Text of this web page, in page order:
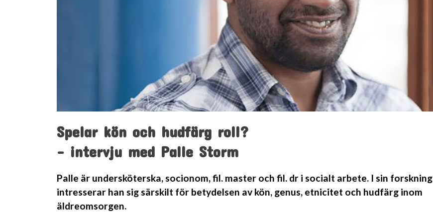
Spelar kön och hudfärg roll?
- intervju med Palle Storm
Palle är undersköterska, socionom, fil. master och fil. dr i socialt arbete. I sin forskning
intresserar han sig särskilt för betydelsen av kön, genus, etnicitet och hudfärg inom
äldreomsorgen.